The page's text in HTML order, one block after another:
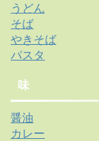
うどん
そば
やきそば
パスタ
味
醤油
カレー